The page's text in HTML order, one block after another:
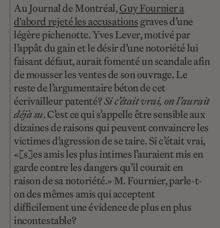
Au Journal de Montréal,Guy Fournier a
d'abord rejeté les accusationsgraves d’une
légère pichenotte. Yves Lever, motivé par
l’appât du gain et le désir d’une notoriété lui
faisant défaut, aurait fomenté un scandale afin
de mousser les ventes de son ouvrage. Le
reste de l’argumentaire béton de cet
écrivailleur patenté?Si c’était vrai, on l’aurait
déjà su. C’est ce qui s’appelle être sensible aux
dizaines de raisons qui peuvent convaincre les
victimes d’agression de se taire. Si c’était vrai,
«[s]es amis les plus intimes l’auraient mis en
garde contre les dangers qu’il courait en
raison de sa notoriété.» M. Fournier, parle-t-
on des mêmes amis qui acceptent
difficilement une évidence de plus en plus
incontestable?